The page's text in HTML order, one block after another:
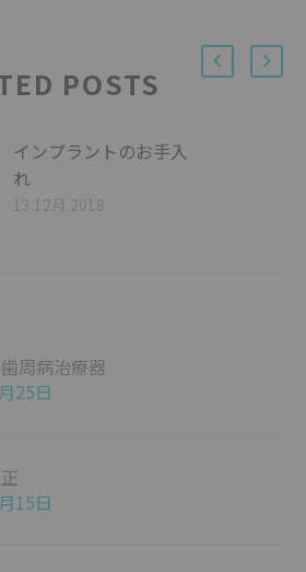
POSTS
インプラントのお手入
れ
13 12月 2018
周病治療器
25日
15日